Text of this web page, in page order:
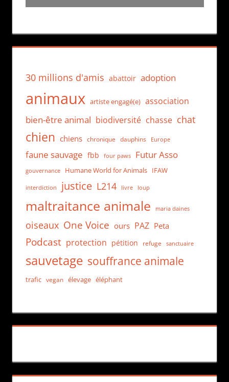
30 millions d'amis abattoir adoption
animaux artiste engagé(e) association
bien-être animal biodiversité chasse chat
chien chiens chronique dauphins Europe
faune sauvage fbb four paws Futur Asso
gouvernance Humane World for Animals IFAW
interdiction justice L214 livre loup
maltraitance animale maria daines
oiseaux One Voice ours PAZ Peta
Podcast protection pétition refuge sanctuaire
sauvetage souffrance animale
trafic vegan élevage éléphant